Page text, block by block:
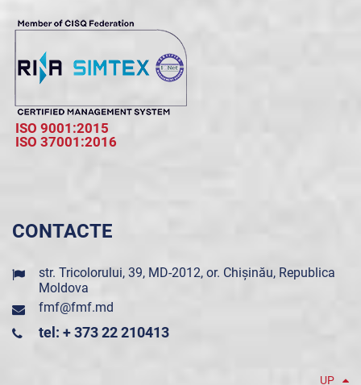
ISO 9001:2015
ISO 37001:2016
CONTACTE
str. Tricolorului, 39, MD-2012, or. Chișinău, Republica
Moldova
fmf@fmf.md
tel: + 373 22 210413
UP